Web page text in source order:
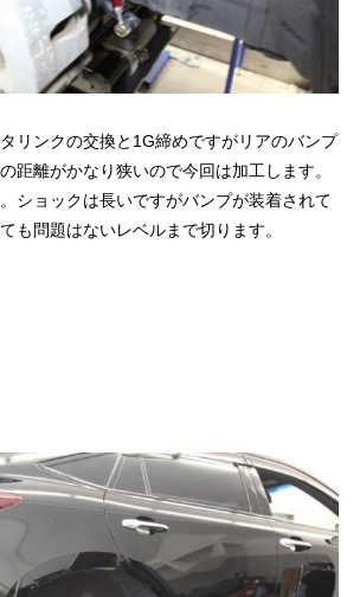
リンクの交換と1G締めですがリアのバンプ
距離がかなり狭いので今回は加工します。
ショックは長いですがバンプが装着されて
も問題はないレベルまで切ります。